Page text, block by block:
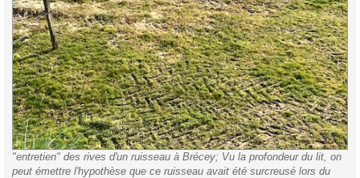
"entretien" des rives d'un ruisseau à Brécey; Vu la profondeur du lit, on
peut émettre l'hypothèse que ce ruisseau avait été surcreusé lors du